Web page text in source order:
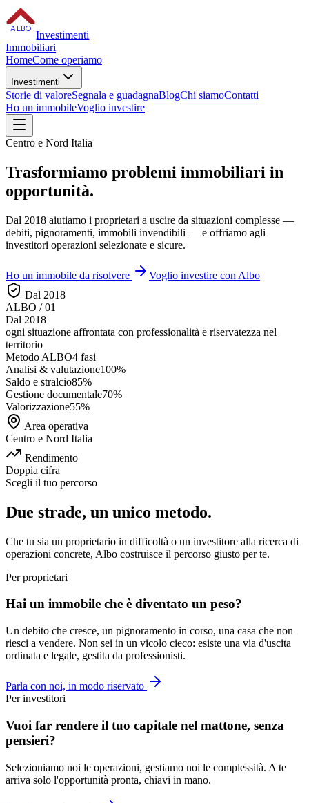
ALBO
Investimenti
Immobiliari
HomeCome operiamo
Investimenti
Storie di valoreSegnala e guadagnaBlogChi siamoContatti
Ho un immobileVoglio investire
Centro e Nord Italia
Trasformiamo problemi immobiliari in
opportunità.
Dal 2018 aiutiamo i proprietari a uscire da situazioni complesse —
debiti, pignoramenti, immobili invendibili — e offriamo agli
investitori operazioni selezionate e sicure.
Ho un immobile da risolvere
Voglio investire con Albo
Dal 2018
ALBO / 01
Dal 2018
ogni situazione affrontata con professionalità e riservatezza nel
territorio
Metodo ALBO4 fasi
Analisi & valutazione100%
Saldo e stralcio85%
Gestione documentale70%
Valorizzazione55%
Area operativa
Centro e Nord Italia
Rendimento
Doppia cifra
Scegli il tuo percorso
Due strade, un unico metodo.
Che tu sia un proprietario in difficoltà o un investitore alla ricerca di
operazioni concrete, Albo costruisce il percorso giusto per te.
Per proprietari
Hai un immobile che è diventato un peso?
Un debito che cresce, un pignoramento in corso, una casa che non
riesci a vendere. Non sei in un vicolo cieco: esiste una via d'uscita
ordinata e legale, gestita da professionisti.
Parla con noi, in modo riservato
Per investitori
Vuoi far rendere il tuo capitale nel mattone, senza
pensieri?
Selezioniamo noi le operazioni, gestiamo noi le complessità. A te
arriva solo l'opportunità pronta, chiavi in mano.